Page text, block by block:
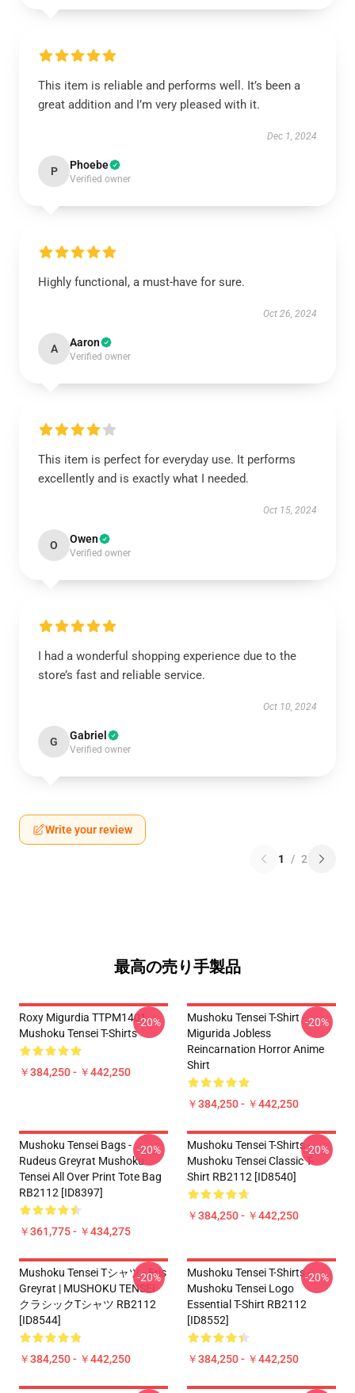
This item is reliable and performs well. It’s been a
great addition and I’m very pleased with it.
Dec 1, 2024
P Phoebe
Verified owner
Highly functional, a must-have for sure.
Oct 26, 2024
A Aaron
Verified owner
This item is perfect for everyday use. It performs
excellently and is exactly what I needed.
Oct 15, 2024
O Owen
Verified owner
I had a wonderful shopping experience due to the
store’s fast and reliable service.
Oct 10, 2024
G Gabriel
Verified owner
Write your review
1 / 2
最高の売り手製品
Roxy Migurdia TTPM1401
Mushoku Tensei T-Shirts
￥384,250 - ￥442,250
-20%
Mushoku Tensei T-Shirt -
Migurida Jobless
Reincarnation Horror Anime
Shirt
￥384,250 - ￥442,250
-20%
Mushoku Tensei Bags -
Rudeus Greyrat Mushoku
Tensei All Over Print Tote Bag
RB2112 [ID8397]
￥361,775 - ￥434,275
-20%
Mushoku Tensei T-Shirts -
Mushoku Tensei Classic T-
Shirt RB2112 [ID8540]
￥384,250 - ￥442,250
-20%
Mushoku Tensei Tシャツ - Eris
Greyrat | MUSHOKU TENSEI
クラシックTシャツ RB2112
[ID8544]
￥384,250 - ￥442,250
-20%
Mushoku Tensei T-Shirts -
Mushoku Tensei Logo
Essential T-Shirt RB2112
[ID8552]
￥384,250 - ￥442,250
-20%